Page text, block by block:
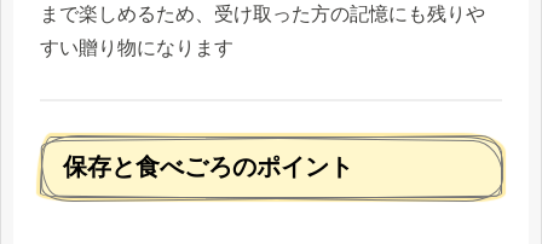
まで楽しめるため、受け取った方の記憶にも残りや
すい贈り物になります
保存と食べごろのポイント